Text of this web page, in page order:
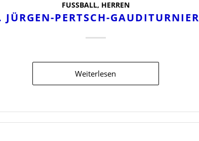
FUSSBALL , HERREN
JÜRGEN-PERTSCH-GAUDITURNIER
Weiterlesen